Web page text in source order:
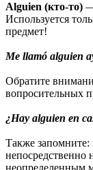
Alguien (кто-то) —
Используется
предмет!
Me llamó alguien
Обратите
вопросительных
¿Hay alguien en
Также запомните:
непосредственно
неопределенным